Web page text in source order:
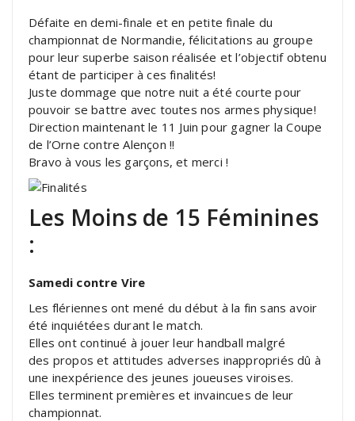
Défaite en demi-finale et en petite finale du
championnat de Normandie, félicitations au groupe
pour leur superbe saison réalisée et l’objectif obtenu
étant de participer à ces finalités!
Juste dommage que notre nuit a été courte pour
pouvoir se battre avec toutes nos armes physique!
Direction maintenant le 11 Juin pour gagner la Coupe
de l’Orne contre Alençon !!
Bravo à vous les garçons, et merci !
Les Moins de 15 Féminines
:
Samedi contre Vire
Les flériennes ont mené du début à la fin sans avoir
été inquiétées durant le match.
Elles ont continué à jouer leur handball malgré
des propos et attitudes adverses inappropriés dû à
une inexpérience des jeunes joueuses viroises.
Elles terminent premières et invaincues de leur
championnat.